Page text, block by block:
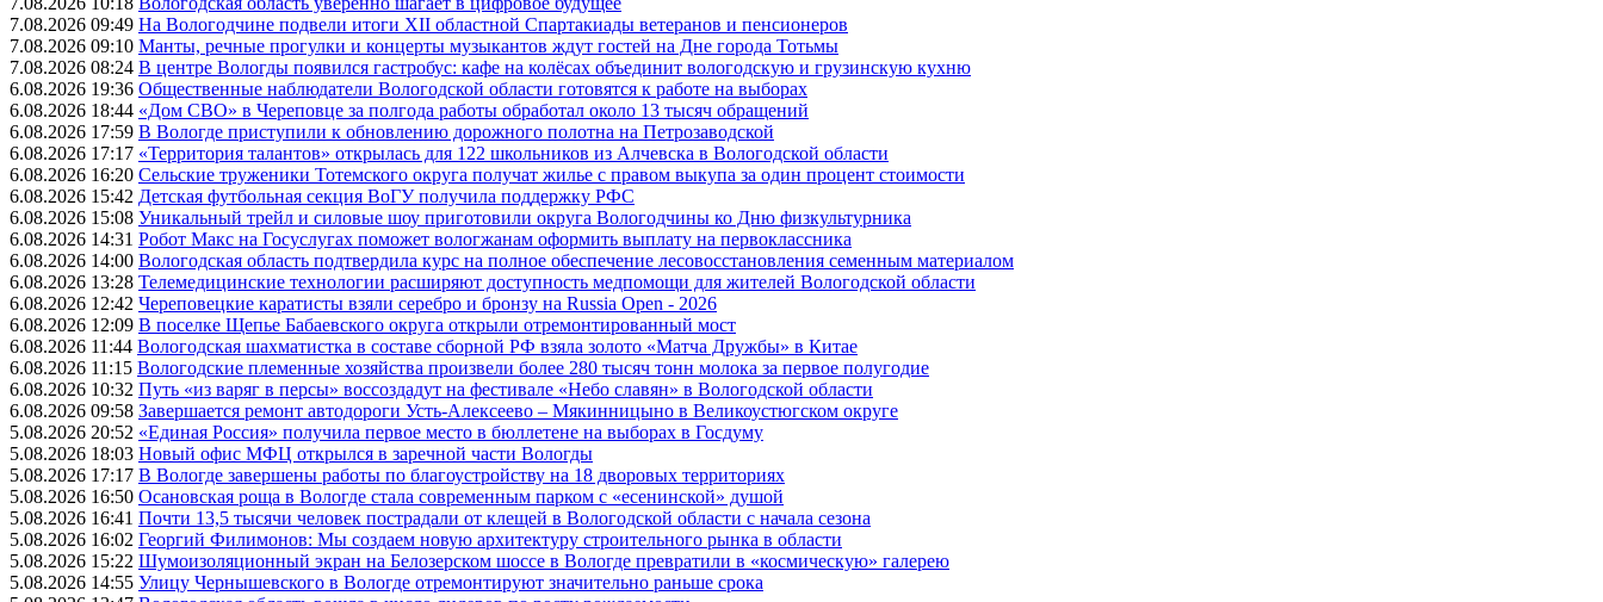
7.08.2026 09:49 На Вологодчине подвели итоги XII областной Спартакиады ветеранов и пенсионеров
7.08.2026 09:10 Манты, речные прогулки и концерты музыкантов ждут гостей на Дне города Тотьмы
7.08.2026 08:24 В центре Вологды появился гастробус: кафе на колёсах объединит вологодскую и грузинскую кухню
6.08.2026 19:36 Общественные наблюдатели Вологодской области готовятся к работе на выборах
6.08.2026 18:44 «Дом СВО» в Череповце за полгода работы обработал около 13 тысяч обращений
6.08.2026 17:59 В Вологде приступили к обновлению дорожного полотна на Петрозаводской
6.08.2026 17:17 «Территория талантов» открылась для 122 школьников из Алчевска в Вологодской области
6.08.2026 16:20 Сельские труженики Тотемского округа получат жилье с правом выкупа за один процент стоимости
6.08.2026 15:42 Детская футбольная секция ВоГУ получила поддержку РФС
6.08.2026 15:08 Уникальный трейл и силовые шоу приготовили округа Вологодчины ко Дню физкультурника
6.08.2026 14:31 Робот Макс на Госуслугах поможет вологжанам оформить выплату на первоклассника
6.08.2026 14:00 Вологодская область подтвердила курс на полное обеспечение лесовосстановления семенным материалом
6.08.2026 13:28 Телемедицинские технологии расширяют доступность медпомощи для жителей Вологодской области
6.08.2026 12:42 Череповецкие каратисты взяли серебро и бронзу на Russia Open - 2026
6.08.2026 12:09 В поселке Щепье Бабаевского округа открыли отремонтированный мост
6.08.2026 11:44 Вологодская шахматистка в составе сборной РФ взяла золото «Матча Дружбы» в Китае
6.08.2026 11:15 Вологодские племенные хозяйства произвели более 280 тысяч тонн молока за первое полугодие
6.08.2026 10:32 Путь «из варяг в персы» воссоздадут на фестивале «Небо славян» в Вологодской области
6.08.2026 09:58 Завершается ремонт автодороги Усть-Алексеево – Мякинницыно в Великоустюгском округе
5.08.2026 20:52 «Единая Россия» получила первое место в бюллетене на выборах в Госдуму
5.08.2026 18:03 Новый офис МФЦ открылся в заречной части Вологды
5.08.2026 17:17 В Вологде завершены работы по благоустройству на 18 дворовых территориях
5.08.2026 16:50 Осановская роща в Вологде стала современным парком с «есенинской» душой
5.08.2026 16:41 Почти 13,5 тысячи человек пострадали от клещей в Вологодской области с начала сезона
5.08.2026 16:02 Георгий Филимонов: Мы создаем новую архитектуру строительного рынка в области
5.08.2026 15:22 Шумоизоляционный экран на Белозерском шоссе в Вологде превратили в «космическую» галерею
5.08.2026 14:55 Улицу Чернышевского в Вологде отремонтируют значительно раньше срока